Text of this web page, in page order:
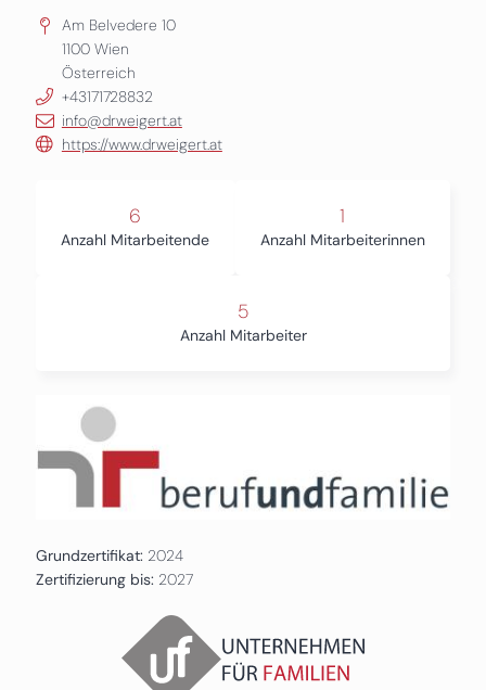
Am Belvedere 10
1100 Wien
Österreich
+43171728832
info@drweigert.at
https://www.drweigert.at
6
Anzahl Mitarbeitende
1
Anzahl Mitarbeiterinnen
5
Anzahl Mitarbeiter
Grundzertifikat: 2024
Zertifizierung bis: 2027